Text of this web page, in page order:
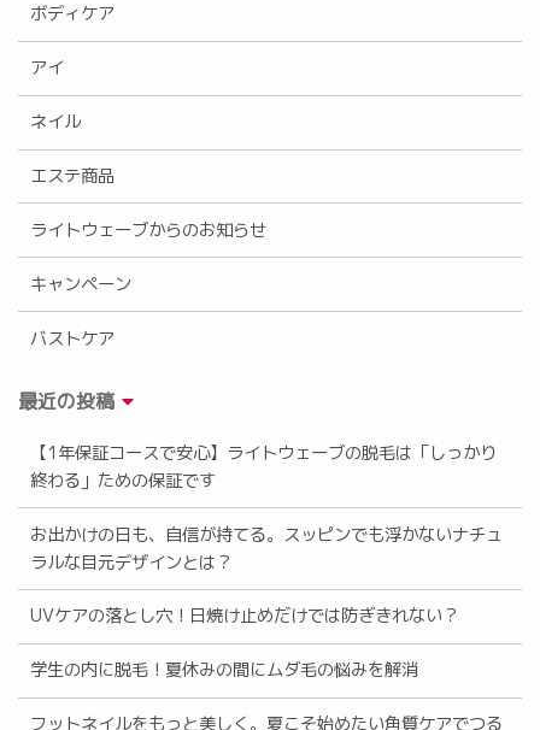
ボディケア
アイ
ネイル
エステ商品
ライトウェーブからのお知らせ
キャンペーン
バストケア
最近の投稿
【1年保証コースで安心】ライトウェーブの脱毛は「しっかり
終わる」ための保証です
お出かけの日も、自信が持てる。スッピンでも浮かないナチュ
ラルな目元デザインとは？
UVケアの落とし穴！日焼け止めだけでは防ぎきれない？
学生の内に脱毛！夏休みの間にムダ毛の悩みを解消
フットネイルをもっと美しく。夏こそ始めたい角質ケアでつる